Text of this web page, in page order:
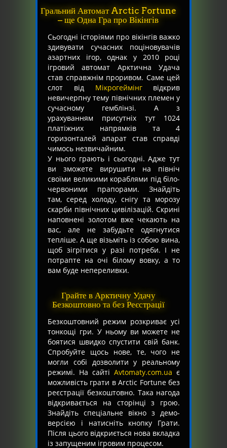
Гральний Автомат Arctic Fortune
– ще Одна Гра про Вікінгів
Сьогодні історіями про вікінгів важко
здивувати сучасних поціновувачів
азартних ігор, однак у 2010 році
ігровий автомат Арктична Удача
став справжнім проривом. Саме цей
слот від Мікрогеймінгвідкрив
невичерпну тему північних племен у
сучасному гемблінзі. А з
урахуванням присутніх тут 1024
платіжних напрямків та 4
горизонталей апарат став справді
чимось незвичайним.
У нього грають і сьогодні. Адже тут
ви зможете вирушити на північ
своїми великими кораблями під біло-
червоними прапорами. Знайдіть
там, серед холоду, снігу та морозу
скарби північних цивілізацій. Скрині
наповнені золотом вже чекають на
вас, але не забудьте одягнутися
тепліше. А ще візьміть із собою вина,
щоб зігрітися у разі потреби. І не
потрапте на очі білому вовку, а то
вам буде непереливки.
Грайте в Арктичну Удачу
Безкоштовно та без Реєстрації
Безкоштовний режим розкриває усі
тонкощі гри. У ньому ви можете не
боятися швидко спустити свій банк.
Спробуйте щось нове, те, чого не
могли собі дозволити у реальному
режимі. На сайтіAvtomaty.com.ua є
можливість грати в Arctic Fortune без
реєстрації безкоштовно. Така нагода
відкривається на сторінці з грою.
Знайдіть спеціальне вікно з демо-
версією і натисніть кнопку Грати.
Після цього відкриється нова вкладка
із запущеним ігровим процесом.